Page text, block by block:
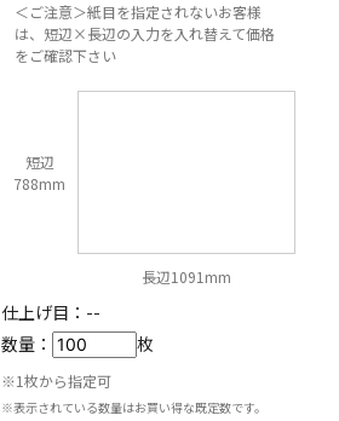
＜ご注意＞紙目を指定されないお客様
は、短辺×長辺の入力を入れ替えて価格
をご確認下さい
短辺
788mm
長辺1091mm
仕上げ目： --
数量：
枚
※1枚から指定可
※表示されている数量はお買い得な既定数です。